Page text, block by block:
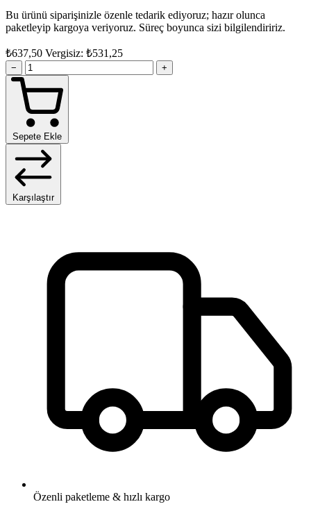
Bu ürünü siparişinizle özenle tedarik ediyoruz; hazır olunca
paketleyip kargoya veriyoruz. Süreç boyunca sizi bilgilendiririz.
₺637,50 Vergisiz: ₺531,25
− +
Sepete Ekle
Karşılaştır
Özenli paketleme & hızlı kargo